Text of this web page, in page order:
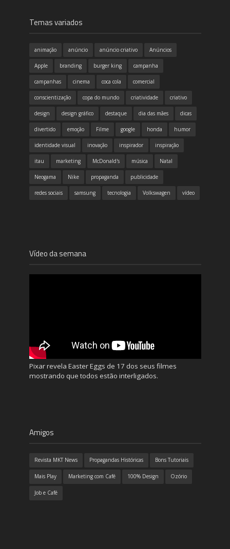
Temas variados
animação anúncio anúncio criativo Anúncios
Apple branding burger king campanha
campanhas cinema coca cola comercial
conscientização copa do mundo criatividade criativo
design design gráfico destaque dia das mães dicas
divertido emoção Filme google honda humor
identidade visual inovação inspirador inspiração
itau marketing McDonald's música Natal
Neogama Nike propaganda publicidade
redes sociais samsung tecnologia Volkswagen vídeo
Vídeo da semana
Pixar revela Easter Eggs de 17 dos seus filmes
mostrando que todos estão interligados.
Amigos
Revista MKT News Propagandas Históricas Bons Tutoriais
Mais Play Marketing com Café 100% Design Ozório
Job e Café